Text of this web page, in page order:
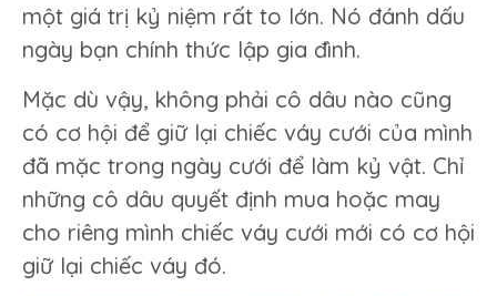
một giá trị kỷ niệm rất to lớn. Nó đánh dấu
ngày bạn chính thức lập gia đình.
Mặc dù vậy, không phải cô dâu nào cũng
có cơ hội để giữ lại chiếc váy cưới của mình
đã mặc trong ngày cưới để làm kỷ vật. Chỉ
những cô dâu quyết định mua hoặc may
cho riêng mình chiếc váy cưới mới có cơ hội
giữ lại chiếc váy đó.